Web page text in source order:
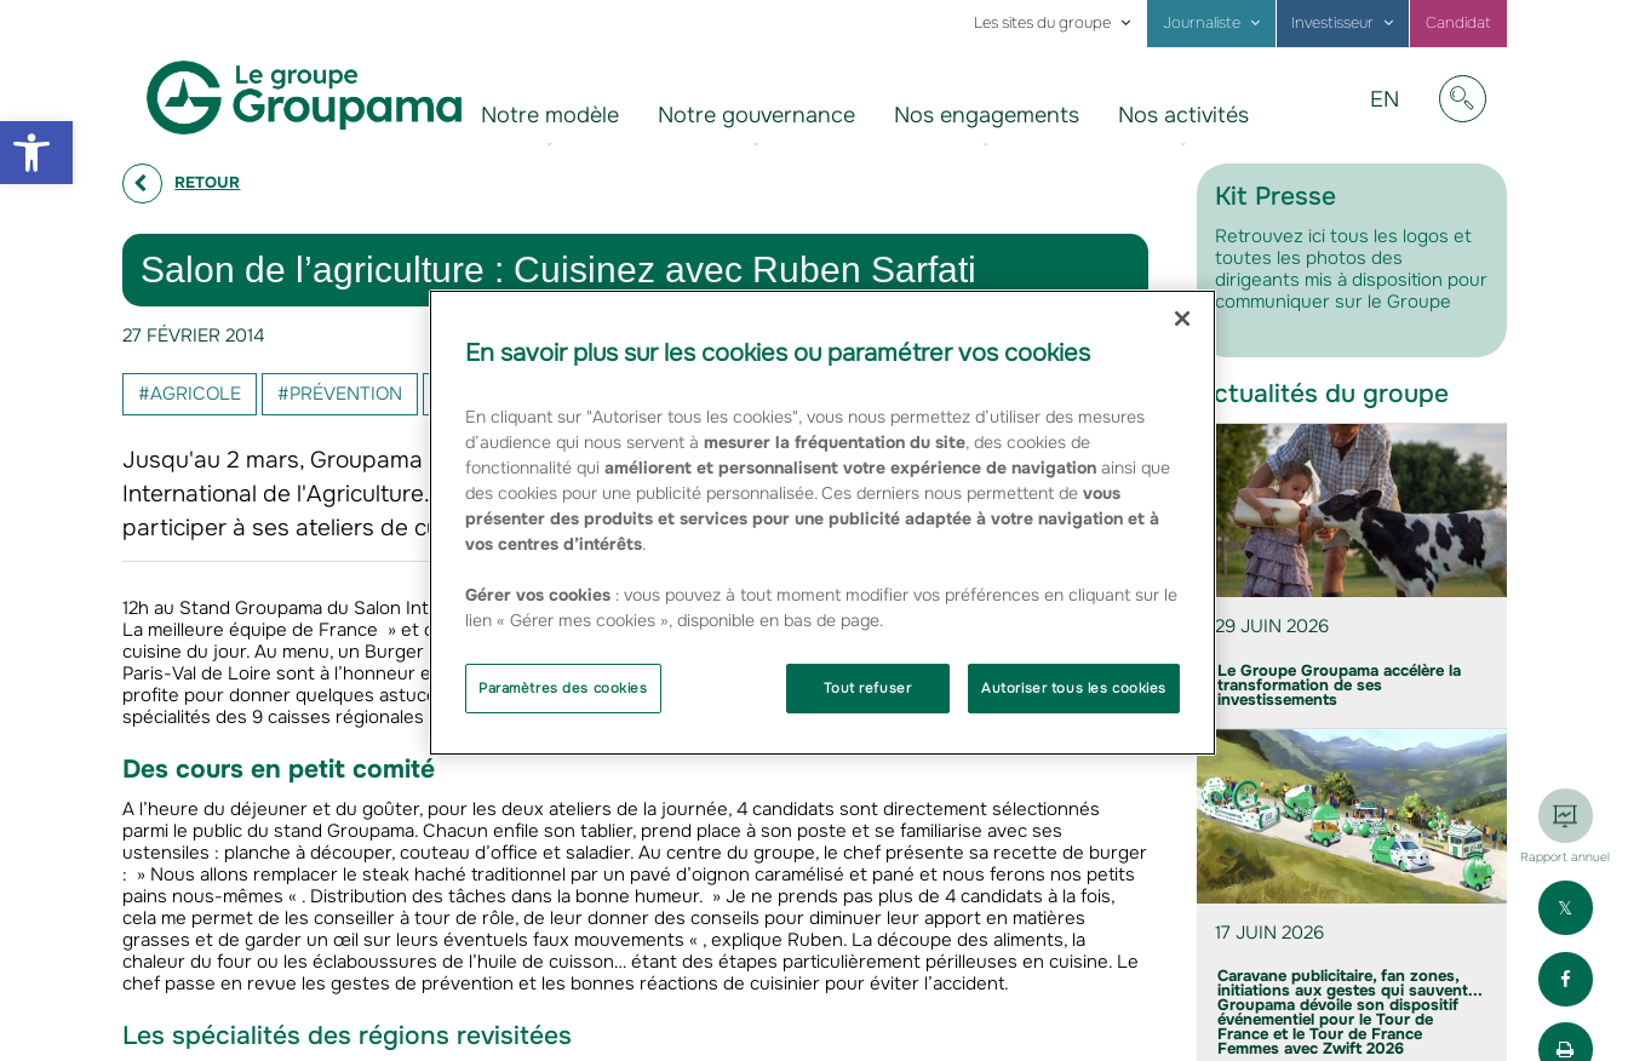
Open toolbar
Les sites du groupe Journaliste Investisseur Candidat
Notre modèle Notre gouvernance Nos engagements Nos activités
Visit
in
EN
RETOUR
Salon de l’agriculture : Cuisinez avec Ruben Sarfati
27 FÉVRIER 2014
#AGRICOLE #PRÉVENTION
Jusqu'au 2 mars, Groupama vous donne rendez-vous sur son stand au Hall 4 du Salon
International de l'Agriculture. Le jeune chef Ruben Sarfati vous accueille, deux fois par jour, pour
participer à ses ateliers de cuisine. Reportage.
12h au Stand Groupama du Salon International de l’Agriculture. Le jeune chef Ruben Sarfati gagnant de l’édition 2011 de »
La meilleure équipe de France » et candidat Top Chef 2012 s’apprête à démarrer, tout sourire, son premier atelier de
cuisine du jour. Au menu, un Burger façon « Soupe à l’oignon » ! Les produits du terroir de la caisse régionale Groupama
Paris-Val de Loire sont à l’honneur en ce troisième jour de salon. » A chaque session, je revisite une spécialité et j’en
profite pour donner quelques astuces de nutrition à mes élèves « , explique le chef. Pendant les 9 jours du salon, les
spécialités des 9 caisses régionales de Groupama seront ainsi mises à l’honneur.
Des cours en petit comité
A l’heure du déjeuner et du goûter, pour les deux ateliers de la journée, 4 candidats sont directement sélectionnés
parmi le public du stand Groupama. Chacun enfile son tablier, prend place à son poste et se familiarise avec ses
ustensiles : planche à découper, couteau d’office et saladier. Au centre du groupe, le chef présente sa recette de burger
: » Nous allons remplacer le steak haché traditionnel par un pavé d’oignon caramélisé et pané et nous ferons nos petits
pains nous-mêmes « . Distribution des tâches dans la bonne humeur. » Je ne prends pas plus de 4 candidats à la fois,
cela me permet de les conseiller à tour de rôle, de leur donner des conseils pour diminuer leur apport en matières
grasses et de garder un œil sur leurs éventuels faux mouvements « , explique Ruben. La découpe des aliments, la
chaleur du four ou les éclaboussures de l’huile de cuisson… étant des étapes particulièrement périlleuses en cuisine. Le
chef passe en revue les gestes de prévention et les bonnes réactions de cuisinier pour éviter l’accident.
Les spécialités des régions revisitées
Kit Presse
Retrouvez ici tous les logos et
toutes les photos des
dirigeants mis à disposition pour
communiquer sur le Groupe
Actualités du groupe
29 JUIN 2026
Le Groupe Groupama accélère la
transformation de ses
investissements
17 JUIN 2026
Caravane publicitaire, fan zones,
initiations aux gestes qui sauvent...
Groupama dévoile son dispositif
événementiel pour le Tour de
France et le Tour de France
Femmes avec Zwift 2026
Rapport annuel
En savoir plus sur les cookies ou paramétrer vos cookies
En cliquant sur "Autoriser tous les cookies", vous nous permettez d’utiliser des mesures
d’audience qui nous servent à mesurer la fréquentation du site, des cookies de
fonctionnalité qui améliorent et personnalisent votre expérience de navigation ainsi que
des cookies pour une publicité personnalisée. Ces derniers nous permettent de vous
présenter des produits et services pour une publicité adaptée à votre navigation et à
vos centres d’intérêts.
Gérer vos cookies : vous pouvez à tout moment modifier vos préférences en cliquant sur le
lien « Gérer mes cookies », disponible en bas de page.
Paramètres des cookies Tout refuser Autoriser tous les cookies